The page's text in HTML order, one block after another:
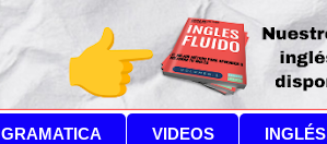
GRAMATICA VIDEOS